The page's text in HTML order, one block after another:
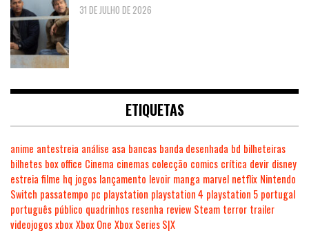
31 DE JULHO DE 2026
ETIQUETAS
anime antestreia análise asa bancas banda desenhada bd bilheteiras
bilhetes box office Cinema cinemas colecção comics crítica devir disney
estreia filme hq jogos lançamento levoir manga marvel netflix Nintendo
Switch passatempo pc playstation playstation 4 playstation 5 portugal
português público quadrinhos resenha review Steam terror trailer
videojogosxboxXbox One Xbox Series S|X